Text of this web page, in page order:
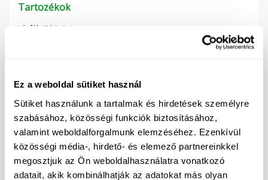
Ez a weboldal sütiket használ
Sütiket használunk a tartalmak és hirdetések személyre
szabásához, közösségi funkciók biztosításához,
valamint weboldalforgalmunk elemzéséhez. Ezenkívül
közösségi média-, hirdető- és elemező partnereinkkel
megosztjuk az Ön weboldalhasználatra vonatkozó
adatait, akik kombinálhatják az adatokat más olyan
Tartozékok
Légfék (2 körös)
Egyéb
Ajánlott feszereltség
Automatazárású pótkocsi vonófej